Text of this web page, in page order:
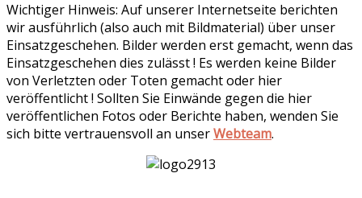
Wichtiger Hinweis: Auf unserer Internetseite berichten
wir ausführlich (also auch mit Bildmaterial) über unser
Einsatzgeschehen. Bilder werden erst gemacht, wenn das
Einsatzgeschehen dies zulässt ! Es werden keine Bilder
von Verletzten oder Toten gemacht oder hier
veröffentlicht ! Sollten Sie Einwände gegen die hier
veröffentlichen Fotos oder Berichte haben, wenden Sie
sich bitte vertrauensvoll an unserWebteam.